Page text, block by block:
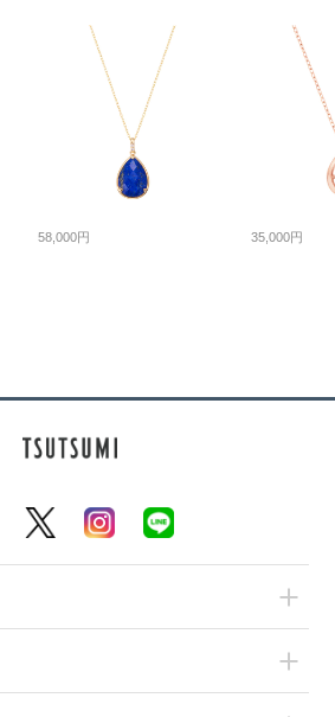
58,000円 35,000円